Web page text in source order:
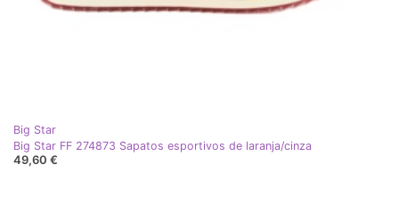
Big Star
Big Star FF 274873 Sapatos esportivos de laranja/cinza
49,60 €